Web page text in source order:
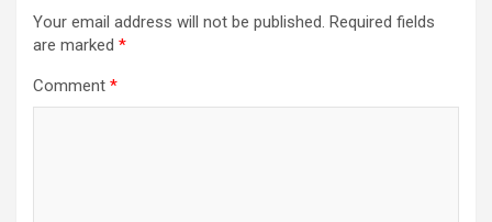
Your email address will not be published. Required fields
are marked *
Comment *